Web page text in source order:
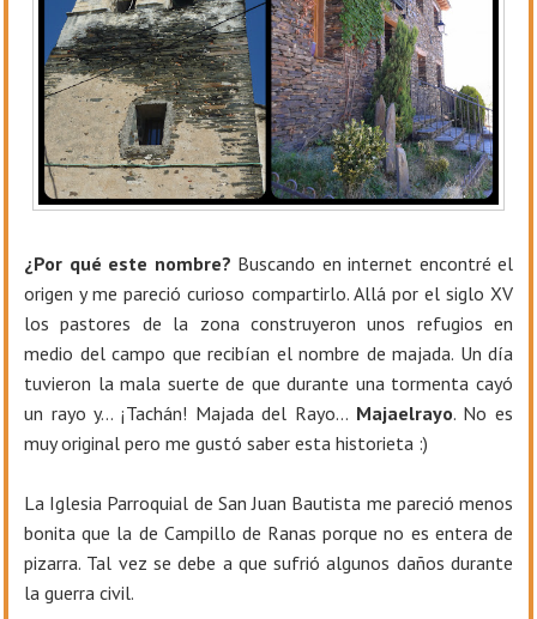
¿Por qué este nombre? Buscando en internet encontré el
origen y me pareció curioso compartirlo. Allá por el siglo XV
los pastores de la zona construyeron unos refugios en
medio del campo que recibían el nombre de majada. Un día
tuvieron la mala suerte de que durante una tormenta cayó
un rayo y… ¡Tachán! Majada del Rayo… Majaelrayo. No es
muy original pero me gustó saber esta historieta :)
La Iglesia Parroquial de San Juan Bautista me pareció menos
bonita que la de Campillo de Ranas porque no es entera de
pizarra. Tal vez se debe a que sufrió algunos daños durante
la guerra civil.